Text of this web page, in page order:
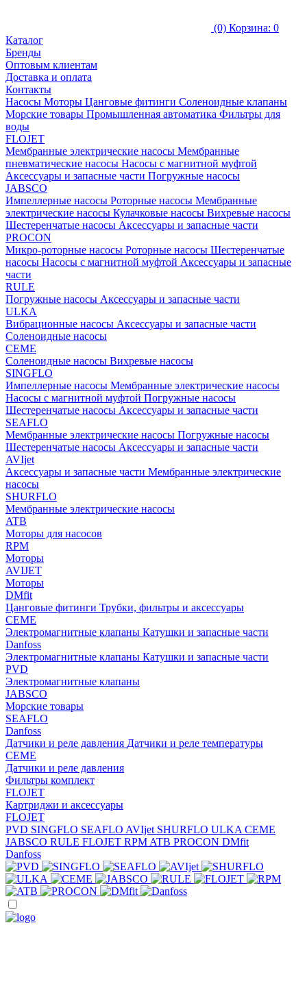
(0) Корзина: 0
Каталог
Бренды
Оптовым клиентам
Доставка и оплата
Контакты
Насосы Моторы Цанговые фитинги Соленоидные клапаны
Морские товары Промышленная автоматика Фильтры для
воды
FLOJET
Мембранные электрические насосы Мембранные
пневматические насосы Насосы с магнитной муфтой
Аксессуары и запасные части Погружные насосы
JABSCO
Импеллерные насосы Роторные насосы Мембранные
электрические насосы Кулачковые насосы Вихревые насосы
Шестеренчатые насосы Аксессуары и запасные части
PROCON
Микро-роторные насосы Роторные насосы Шестеренчатые
насосы Насосы с магнитной муфтой Аксессуары и запасные
части
RULE
Погружные насосы Аксессуары и запасные части
ULKA
Вибрационные насосы Аксессуары и запасные части
Соленоидные насосы
CEME
Соленоидные насосы Вихревые насосы
SINGFLO
Импеллерные насосы Мембранные электрические насосы
Насосы с магнитной муфтой Погружные насосы
Шестеренчатые насосы Аксессуары и запасные части
SEAFLO
Мембранные электрические насосы Погружные насосы
Шестеренчатые насосы Аксессуары и запасные части
AVIjet
Аксессуары и запасные части Мембранные электрические
насосы
SHURFLO
Мембранные электрические насосы
ATB
Моторы для насосов
RPM
Моторы
AVIJET
Моторы
DMfit
Цанговые фитинги Трубки, фильтры и аксессуары
CEME
Электромагнитные клапаны Катушки и запасные части
Danfoss
Электромагнитные клапаны Катушки и запасные части
PVD
Электромагнитные клапаны
JABSCO
Морские товары
SEAFLO
Danfoss
Датчики и реле давления Датчики и реле температуры
CEME
Датчики и реле давления
Фильтры комплект
FLOJET
Картриджи и аксессуары
FLOJET
PVD SINGFLO SEAFLO AVIjet SHURFLO ULKA CEME
JABSCO RULE FLOJET RPM ATB PROCON DMfit
Danfoss